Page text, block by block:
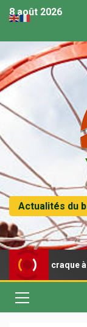
8 août 2026
Actualités du
craque à